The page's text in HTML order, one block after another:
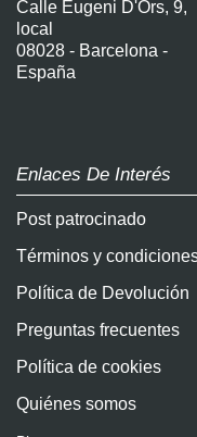
Calle Eugeni D'Ors, 9,
local
08028 - Barcelona -
España
Enlaces De Interés
Post patrocinado
Términos y
Política de Devolución
Preguntas frecuentes
Política de cookies
Quiénes somos